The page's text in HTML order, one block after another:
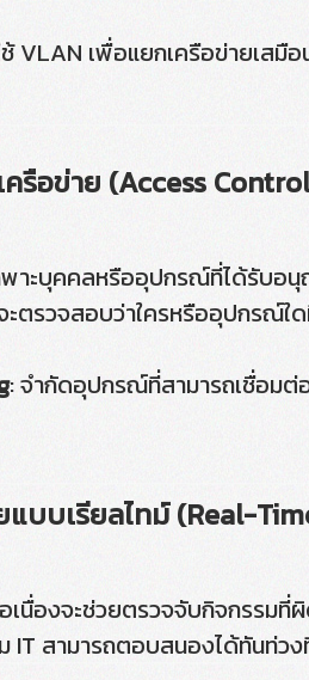
ช้ VLAN เพื่อแยกเครือข่ายเสมื
รือข่าย (Access
พาะบุคคลหรืออุปกรณ์ที่ได้รับ
ตรวจสอบว่าใครหรืออุปกรณ์ใ
: จำกัดอุปกรณ์ที่สามารถเชื่อมต่
แบบเรียลไทม์ (Real-
นื่องจะช่วยตรวจจับกิจกรรมที่
IT สามารถตอบสนองได้ทันท่ว